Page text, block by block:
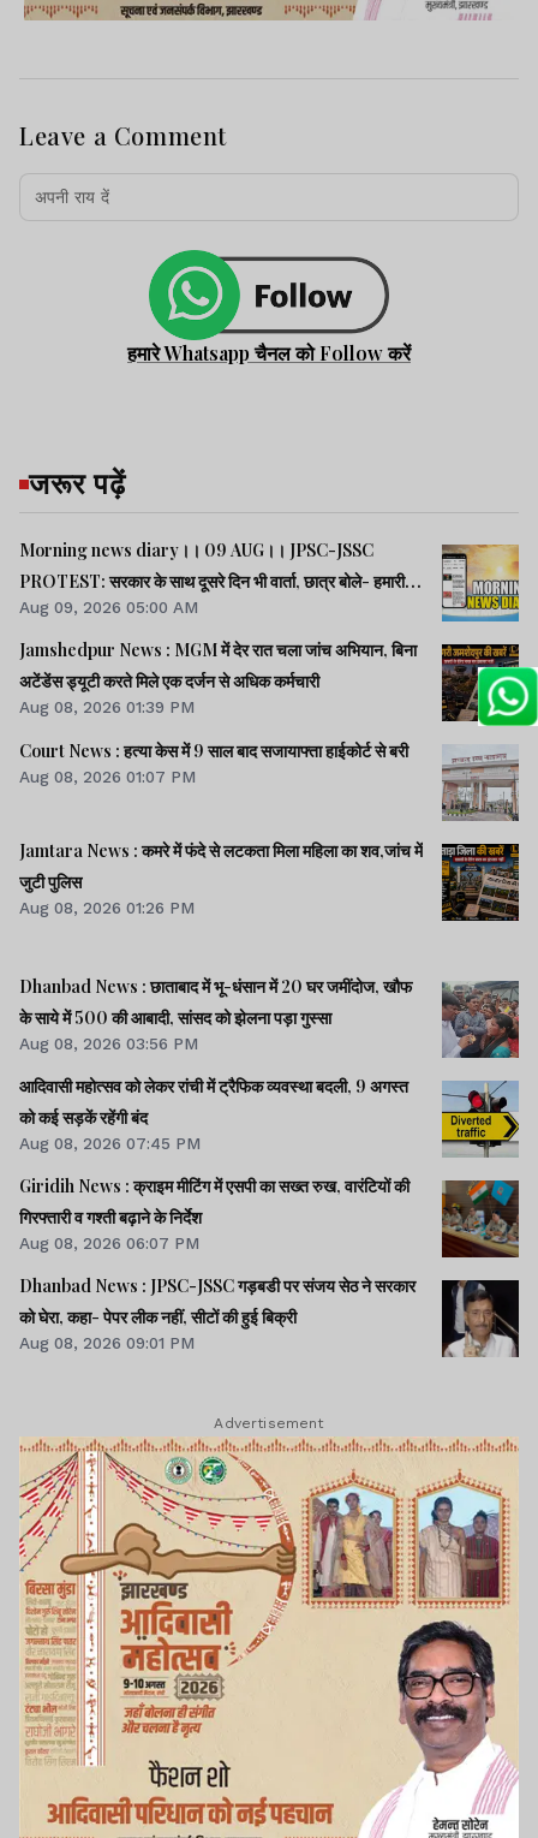
Leave a Comment
हमारे Whatsapp चैनल को Follow करें
जरूर पढ़ें
Morning news diary।। 09 AUG।। JPSC-JSSC
PROTEST: सरकार के साथ दूसरे दिन भी वार्ता, छात्र बोले- हमारी
बातें सुनी गईं।। छात्रों के समर्थन में उतरी भाजपा, 10 को विधानसभा
घेराव।। भारत सहित 5 देशों पर 100% टैरिफ लगानेवाला बिल US
सीनेट से पास।। समेत कई खबरें व वीडियो.
Aug 09, 2026 05:00 AM
Jamshedpur News : MGM में देर रात चला जांच अभियान, बिना
अटेंडेंस ड्यूटी करते मिले एक दर्जन से अधिक कर्मचारी
Aug 08, 2026 01:39 PM
Court News : हत्या केस में 9 साल बाद सजायाफ्ता हाईकोर्ट से बरी
Aug 08, 2026 01:07 PM
Jamtara News : कमरे में फंदे से लटकता मिला महिला का शव,जांच में
जुटी पुलिस
Aug 08, 2026 01:26 PM
Dhanbad News : छाताबाद में भू-धंसान में 20 घर जमींदोज, खौफ
के साये में 500 की आबादी, सांसद को झेलना पड़ा गुस्सा
Aug 08, 2026 03:56 PM
आदिवासी महोत्सव को लेकर रांची में ट्रैफिक व्यवस्था बदली, 9 अगस्त
को कई सड़कें रहेंगी बंद
Aug 08, 2026 07:45 PM
Giridih News : क्राइम मीटिंग में एसपी का सख्त रुख, वारंटियों की
गिरफ्तारी व गश्ती बढ़ाने के निर्देश
Aug 08, 2026 06:07 PM
Dhanbad News : JPSC-JSSC गड़बडी पर संजय सेठ ने सरकार
को घेरा, कहा- पेपर लीक नहीं, सीटों की हुई बिक्री
Aug 08, 2026 09:01 PM
Advertisement